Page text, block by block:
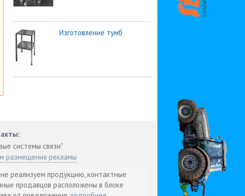
Изготовление тумб
системы связи"
размещения рекламы
реализуем продукцию, контактные
продавцов расположены в блоке